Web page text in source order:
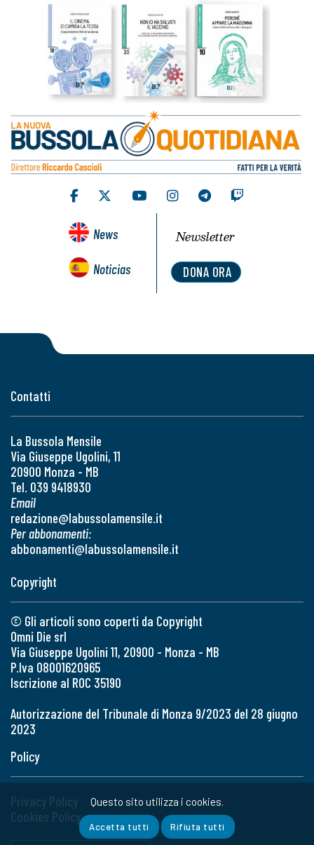
News
Noticias
Newsletter
DONA ORA
Contatti
La Bussola Mensile
Via Giuseppe Ugolini, 11
20900 Monza - MB
Tel. 039 9418930
Email
redazione@labussolamensile.it
Per abbonamenti:
abbonamenti@labussolamensile.it
Copyright
© Gli articoli sono coperti da Copyright
Omni Die srl
Via Giuseppe Ugolini 11, 20900 - Monza - MB
P.Iva 08001620965
Iscrizione al ROC 35190
Autorizzazione del Tribunale di Monza 9/2023 del 28 giugno
2023
Policy
Privacy Policy
Cookies Policy
Questo sito utilizza i cookies.
Accetta tutti Rifiuta tutti